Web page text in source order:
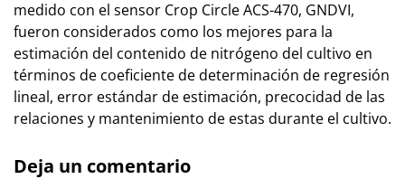
medido con el sensor Crop Circle ACS-470, GNDVI,
fueron considerados como los mejores para la
estimación del contenido de nitrógeno del cultivo en
términos de coeficiente de determinación de regresión
lineal, error estándar de estimación, precocidad de las
relaciones y mantenimiento de estas durante el cultivo.
Deja un comentario